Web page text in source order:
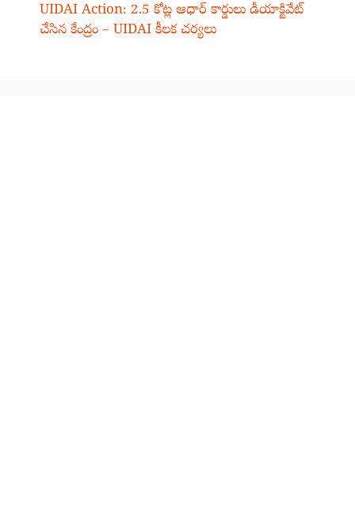
UIDAI Action: 2.5 కోట్ల ఆధార్ కార్డులు డీయాక్టివేట్
చేసిన కేంద్రం – UIDAI కీలక చర్యలు